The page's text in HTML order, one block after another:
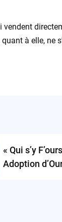
à elle, ne
« Qui s’y
Adoption